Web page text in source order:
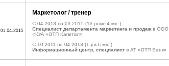
01.04.2015
Маркетолог / тренер
C 04.2013 по 03.2015 (13 років 4 міс.)
Специалист департамента маркетинга и продаж в ООО
«КУА «ОТП Капитал»
C 10.2011 по 04.2013 (1 рік 6 міс.)
Информационный центр, специалист в АТ «ОТП Банк»